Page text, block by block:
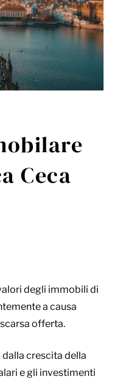
Ceca
degli immobili di
a causa
offerta.
dalla crescita della
e gli investimenti